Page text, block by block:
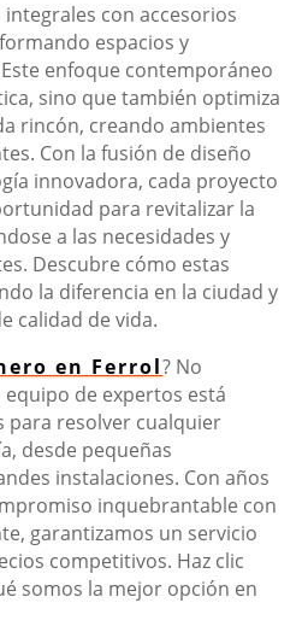
con accesorios
espacios y
enfoque contemporáneo
sino que también optimiza
rincón, creando ambientes
Con la fusión de diseño
innovadora, cada proyecto
para revitalizar la
a las necesidades y
Descubre cómo estas
la diferencia en la ciudad y
calidad de vida.
en Ferrol? No
de expertos está
para resolver cualquier
desde pequeñas
instalaciones. Con años
inquebrantable con
garantizamos un servicio
competitivos. Haz clic
somos la mejor opción en